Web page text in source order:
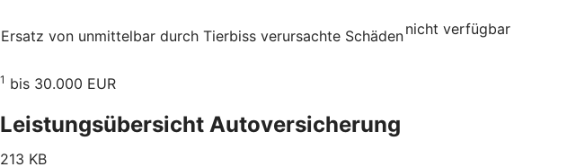
Ersatz von unmittelbar durch Tierbiss verur­sachte Schädennicht verfügbar
1 bis 30.000 EUR
Leistungsübersicht Autoversicherung
213 KB